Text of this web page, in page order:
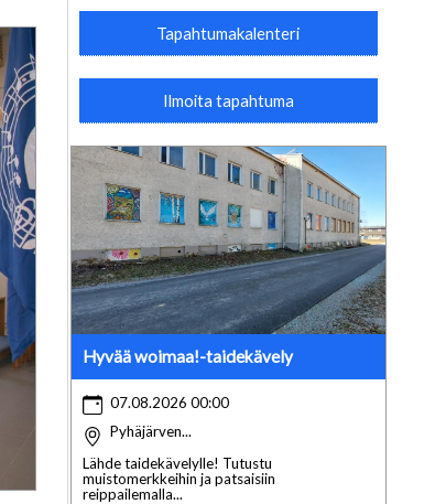
Tapahtumakalenteri
Ilmoita tapahtuma
Hyvää woimaa!-taidekävely
07.08.2026 00:00
Pyhäjärven...
Lähde taidekävelylle! Tutustu
muistomerkkeihin ja patsaisiin
reippailemalla...